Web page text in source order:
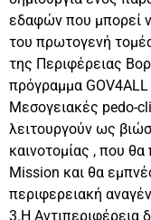
εδαφών που μπορεί
του πρωτογενή
της Περιφέρειας
πρόγραμμα
Μεσογειακές pedo-
λειτουργούν ως
καινοτομίας , που
Mission και θα
περιφερειακή
3.H Αντιπεριφέρεια